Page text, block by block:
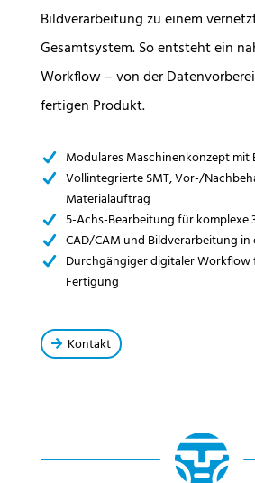
Bildverarbeitung zu einem
Gesamtsystem. So entsteht ein
Workflow – von der
fertigen Produkt.
Modulares Maschinenkonzept
Vollintegrierte SMT, Vor-/
Materialauftrag
5-Achs-Bearbeitung für komplexe
CAD/CAM und Bildverarbeitung in
Durchgängiger digitaler
Fertigung
Kontakt